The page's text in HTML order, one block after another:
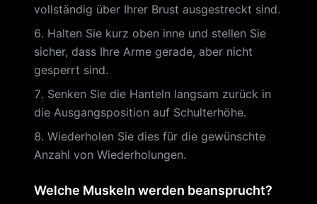
vollständig über Ihrer Brust ausgestreckt sind.
Halten Sie kurz oben inne und stellen Sie
sicher, dass Ihre Arme gerade, aber nicht
gesperrt sind.
Senken Sie die Hanteln langsam zurück in
die Ausgangsposition auf Schulterhöhe.
Wiederholen Sie dies für die gewünschte
Anzahl von Wiederholungen.
Welche Muskeln werden beansprucht?